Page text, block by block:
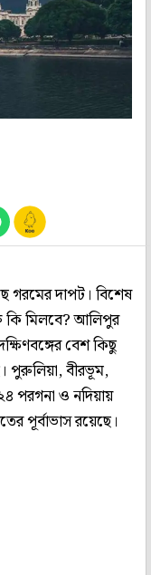
গরমের দাপট। বিশেষ
কি মিলবে? আলিপুর
বেশ কিছু
পুরুলিয়া, বীরভূম,
পরগনা ও নদিয়ায়
পূর্বাভাস রয়েছে।